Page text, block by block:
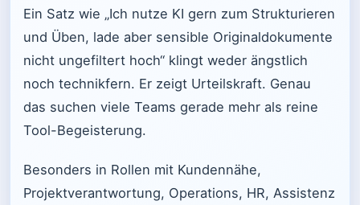
Ein Satz wie „Ich nutze KI gern zum Strukturieren
und Üben, lade aber sensible Originaldokumente
nicht ungefiltert hoch“ klingt weder ängstlich
noch technikfern. Er zeigt Urteilskraft. Genau
das suchen viele Teams gerade mehr als reine
Tool-Begeisterung.
Besonders in Rollen mit Kundennähe,
Projektverantwortung, Operations, HR, Assistenz